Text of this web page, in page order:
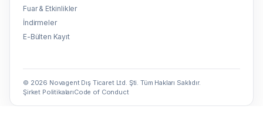
Fuar & Etkinlikler
İndirmeler
E-Bülten Kayıt
© 2026 Novagent Dış Ticaret Ltd. Şti. Tüm Hakları Saklıdır.
Şirket PolitikalarıCode of Conduct